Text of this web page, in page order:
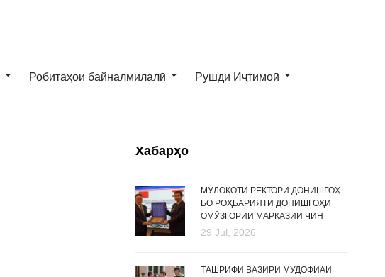
Робитаҳои байналмилалӣ Рушди Иҷтимоӣ
Хабарҳо
МУЛОҚОТИ РЕКТОРИ ДОНИШГОҲ
БО РОҲБАРИЯТИ ДОНИШГОҲИ
ОМӮЗГОРИИ МАРКАЗИИ ЧИН
29 Jul, 2026
ТАШРИФИ ВАЗИРИ МУДОФИАИ